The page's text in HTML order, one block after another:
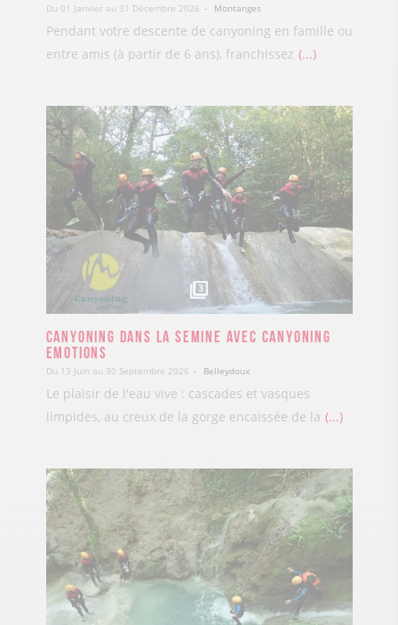
Du 01 Janvier au 31 Décembre 2026 Montanges
Pendant votre descente de canyoning en famille ou
entre amis (à partir de 6 ans), franchissez ...
3
Canyoning dans la Semine avec Canyoning
Emotions
Du 13 Juin au 30 Septembre 2026 Belleydoux
Le plaisir de l'eau vive : cascades et vasques
limpides, au creux de la gorge encaissée de la ...